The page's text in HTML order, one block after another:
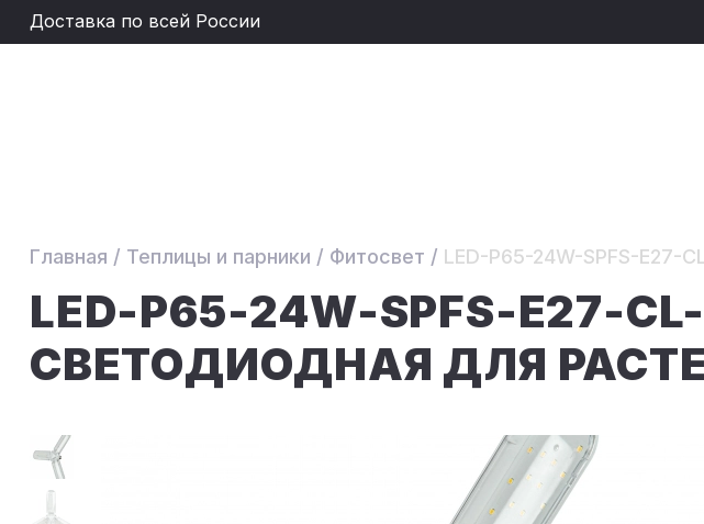
Доставка по всей России
Главная / Теплицы и парники / Фитосвет / LED-P65-24W-SPFS-E27-
LED-P65-24W-SPFS-E27-
СВЕТОДИОДНАЯ ДЛЯ